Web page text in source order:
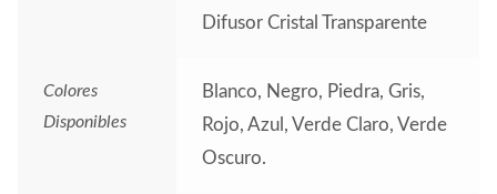
Difusor Cristal Transparente
Colores
Disponibles
Blanco, Negro, Piedra, Gris,
Rojo, Azul, Verde Claro, Verde
Oscuro.